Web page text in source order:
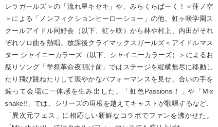
レラガールズ＞の「流れ星キセキ」や、みらくらぱーく！＜蓮ノ空
＞による「ノンフィクションヒーローショー」の他、虹ヶ咲学園ス
クールアイドル同好会（以下、虹ヶ咲）から林や村上、内田がそれ
ぞれソロ曲を熱唱。放課後クライマックスガールズ＜アイドルマス
ター シャイニーカラーズ（以下、シャイニーカラーズ）＞によるお
祭りソング「学祭革命夜明け前」ではステージを縦横無尽に移動し
たり飛び跳ねたりして賑やかなパフォーマンスを見せ、合いの手を
煽って会場に一体感を生み出した。「虹色Passions！」や「Mix
shake!!」では、シリーズの垣根を越えてキャストが歌唱するなど、
「異次元フェス」に相応しい新鮮なコラボでファンを沸かせた。